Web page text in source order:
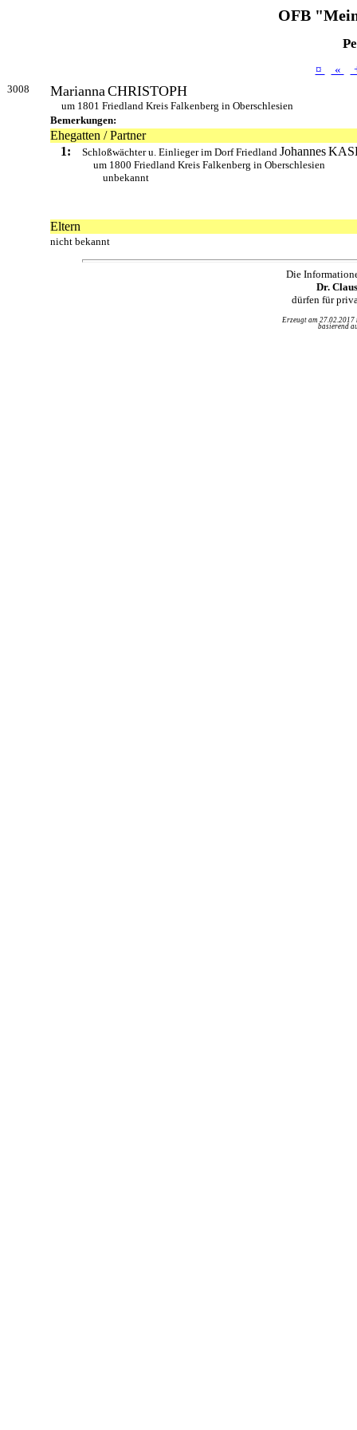
OFB
¤ «
3008 MariannaCHRISTOPH
um 1801 Friedland Kreis Falkenberg in Oberschlesien
Bemerkungen:
Ehegatten / Partner
1:
Schloßwächter u. Einlieger im Dorf Friedland Johannes
um 1800 Friedland Kreis Falkenberg in Oberschlesien
unbekannt
Eltern
nicht bekannt
Die
Dr.
dürfen für
Erzeugt am
basierend